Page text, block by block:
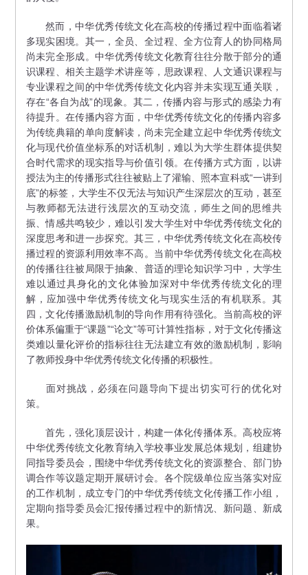
然而，中华优秀传统文化在高校的传播过程中面临着诸
多现实困境。其一，全员、全过程、全方位育人的协同格局
尚未完全形成。中华优秀传统文化教育往往分散于部分的通
识课程、相关主题学术讲座等，思政课程、人文通识课程与
专业课程之间的中华优秀传统文化内容并未实现互通关联，
存在“各自为战”的现象。其二，传播内容与形式的感染力有
待提升。在传播内容方面，中华优秀传统文化的传播内容多
为传统典籍的单向度解读，尚未完全建立起中华优秀传统文
化与现代价值坐标系的对话机制，难以为大学生群体提供契
合时代需求的现实指导与价值引领。在传播方式方面，以讲
授法为主的传播形式往往被贴上了灌输、照本宣科或“一讲到
底”的标签，大学生不仅无法与知识产生深层次的互动，甚至
与教师都无法进行浅层次的互动交流，师生之间的思维共
振、情感共鸣较少，难以引发大学生对中华优秀传统文化的
深度思考和进一步探究。其三，中华优秀传统文化在高校传
播过程的资源利用效率不高。当前中华优秀传统文化在高校
的传播往往被局限于抽象、普适的理论知识学习中，大学生
难以通过具身化的文化体验加深对中华优秀传统文化的理
解，应加强中华优秀传统文化与现实生活的有机联系。其
四，文化传播激励机制的导向作用有待强化。当前高校的评
价体系偏重于“课题”“论文”等可计算性指标，对于文化传播这
类难以量化评价的指标往往无法建立有效的激励机制，影响
了教师投身中华优秀传统文化传播的积极性。
面对挑战，必须在问题导向下提出切实可行的优化对
策。
首先，强化顶层设计，构建一体化传播体系。高校应将
中华优秀传统文化教育纳入学校事业发展总体规划，组建协
同指导委员会，围绕中华优秀传统文化的资源整合、部门协
调合作等议题定期开展研讨会。各个院级单位应当落实对应
的工作机制，成立专门的中华优秀传统文化传播工作小组，
定期向指导委员会汇报传播过程中的新情况、新问题、新成
果。